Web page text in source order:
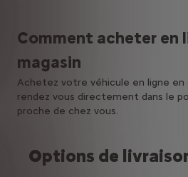
Comment acheter en
magasin
Achetez votre véhicule en ligne en
rendez vous directement dans le
proche de chez vous.
Options de